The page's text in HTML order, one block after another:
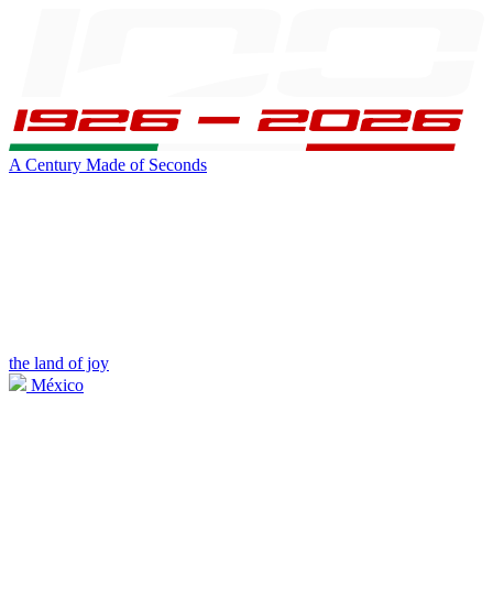
A Century Made of Seconds
the land of joy
México